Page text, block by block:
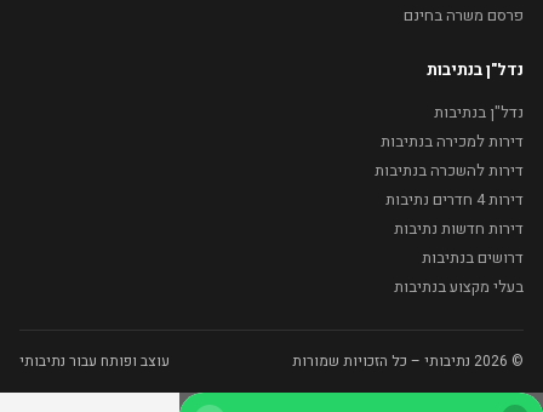
פרסם משרה בחינם
נדל"ן בנתיבות
נדל"ן בנתיבות
דירות למכירה בנתיבות
דירות להשכרה בנתיבות
דירות 4 חדרים נתיבות
דירות חדשות נתיבות
דרושים בנתיבות
בעלי מקצוע בנתיבות
© 2026 נתיבותי – כל הזכויות שמורות עוצב ופותח עבור נתיבותי